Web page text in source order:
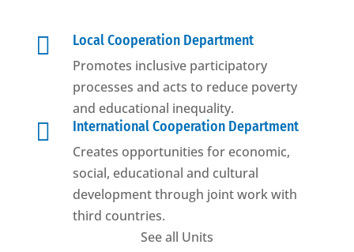

Local Cooperation Department
Promotes inclusive participatory
processes and acts to reduce poverty
and educational inequality.

International Cooperation Department
Creates opportunities for economic,
social, educational and cultural
development through joint work with
third countries.
See all Units